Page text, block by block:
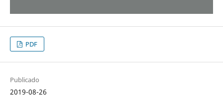
PDF
Publicado
2019-08-26